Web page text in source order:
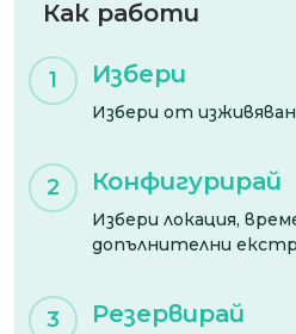
Как работи
1 Избери
Избери от
2 Конфигурирай
Избери локация,
допълнителни
3 Резервирай